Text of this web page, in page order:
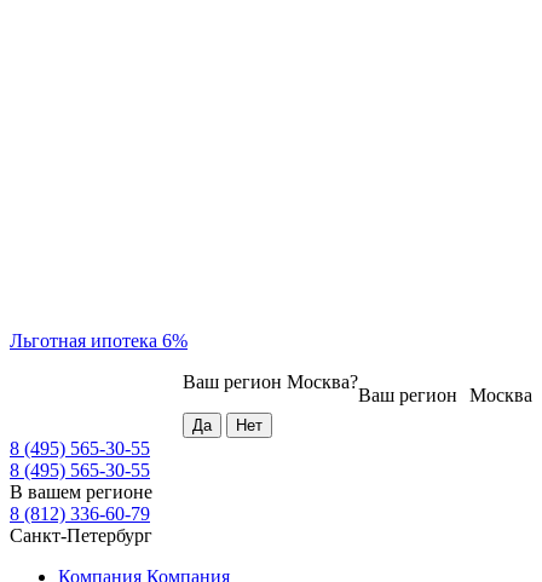
Льготная ипотека 6%
Москва
Ваш регион
Ваш регион Москва?
8 (495) 565-30-55
8 (495) 565-30-55
В вашем регионе
8 (812) 336-60-79
Санкт-Петербург
Компания Компания